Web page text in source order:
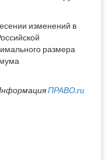
изменений в
размера
ПРАВО.ru